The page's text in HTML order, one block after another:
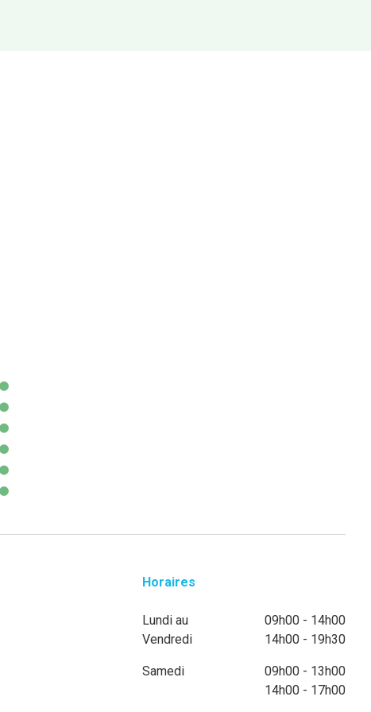
Horaires
Lundi au
Vendredi
09h00 - 14h00
14h00 - 19h30
Samedi
09h00 - 13h00
14h00 - 17h00